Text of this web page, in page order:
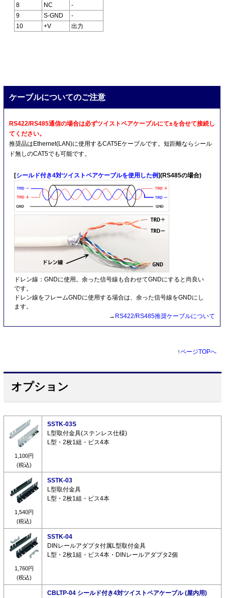
8
NC
-
9
S-GND
-
10
+V 出力
ケーブルについてのご注意
RS422/RS485通信の場合は必ずツイストペアケーブルにて±を合せて接続し
てください。
推奨品はEthernet(LAN)に使用するCAT5Eケーブルです。短距離ならシール
ド無しのCAT5でも可能です。
[シールド付き4対ツイストペアケーブルを使用した例](RS485の場合)
ドレン線：GNDに使用。余った信号線も合わせてGNDにすると尚良い
です。
ドレン線をフレームGNDに使用する場合は、余った信号線をGNDにし
ます。
→ RS422/RS485推奨ケーブルについて
↑ページTOPへ
オプション
1,100円
(税込)
SSTK-03S
L型取付金具(ステンレス仕様)
L型・2枚1組・ビス4本
1,540円
(税込)
SSTK-03
L型取付金具
L型・2枚1組・ビス4本
1,760円
(税込)
SSTK-04
DINレールアダプタ付属L型取付金具
L型・2枚1組・ビス4本・DINレールアダプタ2個
CBLTP-04 シールド付き4対ツイストペアケーブル (屋内用)